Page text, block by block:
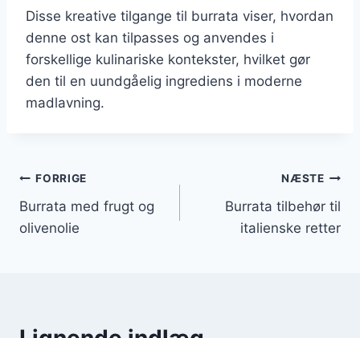
Disse kreative tilgange til burrata viser, hvordan
denne ost kan tilpasses og anvendes i
forskellige kulinariske kontekster, hvilket gør
den til en uundgåelig ingrediens i moderne
madlavning.
Indlægsnavigation
FORRIGE
Burrata med frugt og
olivenolie
NÆSTE
Burrata tilbehør til
italienske retter